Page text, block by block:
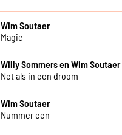
Wim Soutaer
Magie
Willy Sommers en Wim Soutaer
Net als in een droom
Wim Soutaer
Nummer een